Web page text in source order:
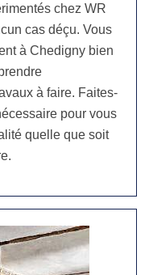
chez WR
cas déçu. Vous
à Chedigny bien
à faire. Faites-
pour vous
quelle que soit